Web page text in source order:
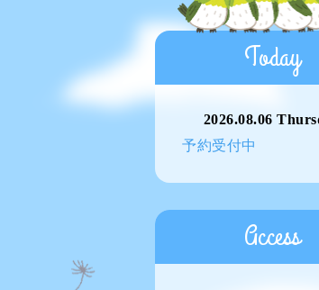
Today
2026.08.06
予約受付中
Access